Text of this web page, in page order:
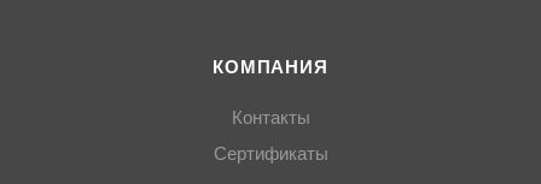
КОМПАНИЯ
Контакты
Сертификаты